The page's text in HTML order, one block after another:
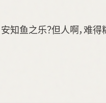
知鱼之乐？但人啊，难